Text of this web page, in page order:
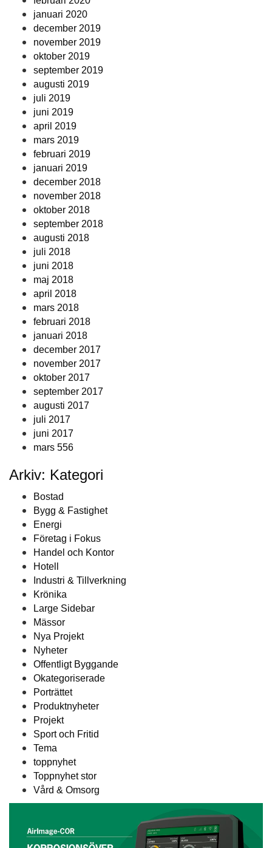
januari 2020
december 2019
november 2019
oktober 2019
september 2019
augusti 2019
juli 2019
juni 2019
april 2019
mars 2019
februari 2019
januari 2019
december 2018
november 2018
oktober 2018
september 2018
augusti 2018
juli 2018
juni 2018
maj 2018
april 2018
mars 2018
februari 2018
januari 2018
december 2017
november 2017
oktober 2017
september 2017
augusti 2017
juli 2017
juni 2017
mars 556
Arkiv: Kategori
Bostad
Bygg & Fastighet
Energi
Företag i Fokus
Handel och Kontor
Hotell
Industri & Tillverkning
Krönika
Large Sidebar
Mässor
Nya Projekt
Nyheter
Offentligt Byggande
Okategoriserade
Porträttet
Produktnyheter
Projekt
Sport och Fritid
Tema
toppnyhet
Toppnyhet stor
Vård & Omsorg